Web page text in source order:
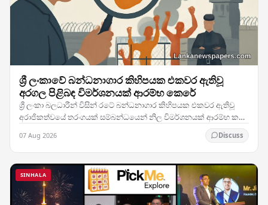
ශ්‍රී ලංකාවේ බන්ධනාගාර කිහිපයක එකවර ඇතිවූ
අරගල පිළිබඳ විමර්ශනයක් ආරම්භ කෙරේ
ශ්‍රී ලංකා බලධාරීන් විසින් රටේ බන්ධනාගාර කිහිපයක එකවර ඇතිවූ
අරාජිකත්වයේ තරංගයක් සම්බන්ධයෙන් නිල විමර්ශනයක් ආරම්භ කර
07 Aug 2026 Discuss
SINHALA